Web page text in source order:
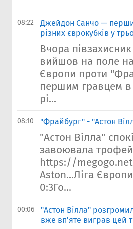
08:22
Джейдон Санчо —
різних єврокубків у
Вчора
вийшов на поле
Європи проти
першим гравцем в
рі...
08:10 "Фрайбург" - "Астон
"Астон Вілла"
завоювала
https://
Aston...Ліга
0:3Го...
00:06
"Астон Вілла"
вже вп'яте виграв цей